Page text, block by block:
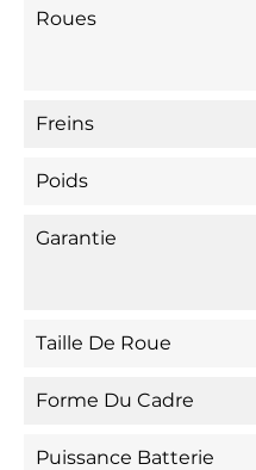
Roues
Freins
Poids
Garantie
Taille De Roue
Forme Du Cadre
Puissance Batterie